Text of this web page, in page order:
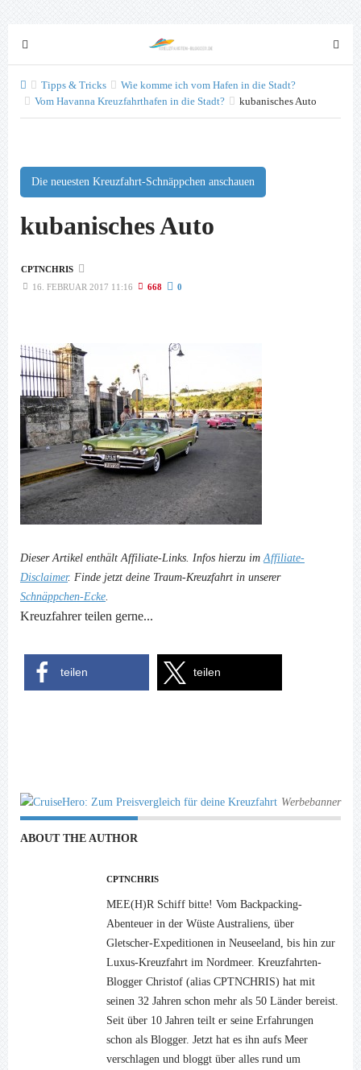
T
o
g
g
l
v
i
g
t
T
o
l
Tipps & Tricks
Wie komme ich vom Hafen in die Stadt?
Vom Havanna Kreuzfahrthafen in die Stadt?
kubanisches Auto
Die neuesten Kreuzfahrt-Schnäppchen anschauen
kubanisches Auto
CPTNCHRIS
16. FEBRUAR 2017 11:16
668 0
Dieser Artikel enthält Affiliate-Links. Infos hierzu imAffiliate-
Disclaimer. Finde jetzt deine Traum-Kreuzfahrt in unserer
Schnäppchen-Ecke.
Kreuzfahrer teilen gerne...
teilen teilen
Werbebanner
ABOUT THE AUTHOR
CPTNCHRIS
MEE(H)R Schiff bitte! Vom Backpacking-
Abenteuer in der Wüste Australiens, über
Gletscher-Expeditionen in Neuseeland, bis hin zur
Luxus-Kreuzfahrt im Nordmeer. Kreuzfahrten-
Blogger Christof (alias CPTNCHRIS) hat mit
seinen 32 Jahren schon mehr als 50 Länder bereist.
Seit über 10 Jahren teilt er seine Erfahrungen
schon als Blogger. Jetzt hat es ihn aufs Meer
verschlagen und bloggt über alles rund um